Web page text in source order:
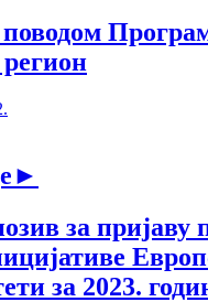
►
за пријаву
за 2023.